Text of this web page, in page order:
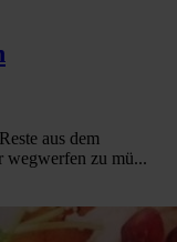
aus dem
wegwerfen zu mü...